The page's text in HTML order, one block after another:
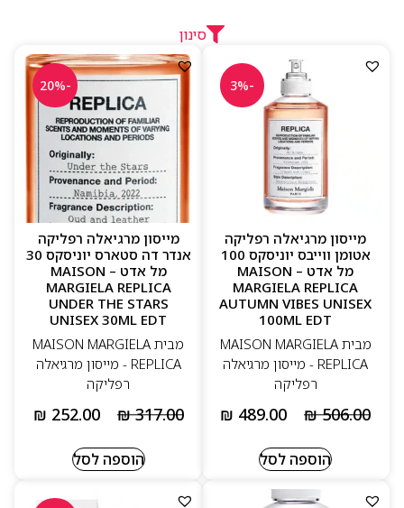
סינון
-3%
מייסון מרגיאלה רפליקה
אטומן ווייבס יוניסקס 100
מל אדט – MAISON
MARGIELA REPLICA
AUTUMN VIBES UNISEX
100ML EDT
מבית MAISON MARGIELA
REPLICA - מייסון מרגיאלה
רפליקה
₪506.00
₪ 489.00
הוספה לסל
-20%
מייסון מרגיאלה רפליקה
אנדר דה סטארס יוניסקס 30
מל אדט – MAISON
MARGIELA REPLICA
UNDER THE STARS
UNISEX 30ML EDT
מבית MAISON MARGIELA
REPLICA - מייסון מרגיאלה
רפליקה
₪317.00
₪ 252.00
הוספה לסל